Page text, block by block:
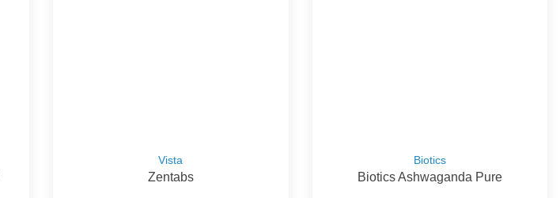
Vista
Zentabs
Biotics
Biotics Ashwaganda Pure